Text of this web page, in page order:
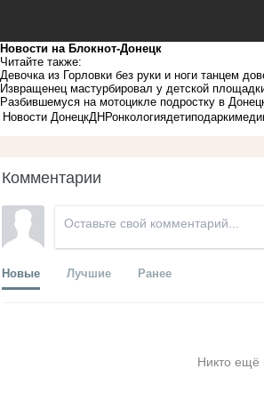
Новости на Блoкнoт-Донецк
Читайте также:
Девочка из Горловки без руки и ноги танцем
Извращенец мастурбировал у детской
Разбившемуся на мотоцикле подростку в
Новости ДонецкДНРонкологиядетиподарки
Комментарии
Новые Лучшие Ранее
Никто ещё